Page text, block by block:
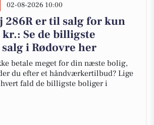
02-08-2026 10:00
286R er til salg for kun
Se de billigste
i Rødovre her
betale meget for din næste bolig,
du efter et håndværkertilbud? Lige
fald de billigste boliger i